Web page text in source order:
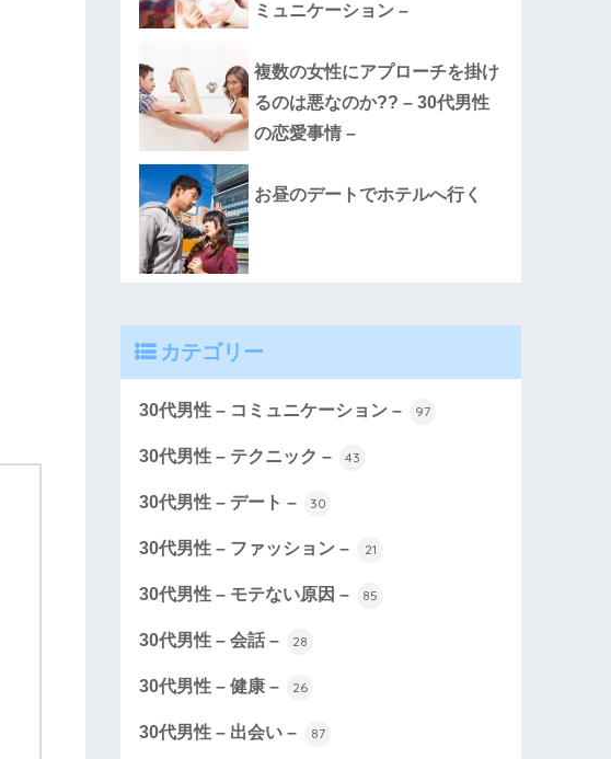
ミュニケーション –
複数の女性にアプローチを掛け
るのは悪なのか?? – 30代男性
の恋愛事情 –
お昼のデートでホテルへ行く
カテゴリー
30代男性 – コミュニケーション – 97
30代男性 – テクニック – 43
30代男性 – デート – 30
30代男性 – ファッション – 21
30代男性 – モテない原因 – 85
30代男性 – 会話 – 28
30代男性 – 健康 – 26
30代男性 – 出会い – 87